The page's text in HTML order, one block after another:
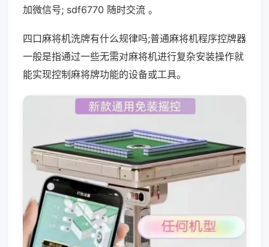
加微信号; sdf6770 随时交流 。
四口麻将机洗牌有什么规律吗;普通麻将机程序控牌器
一般是指通过一些无需对麻将机进行复杂安装操作就
能实现控制麻将牌功能的设备或工具。